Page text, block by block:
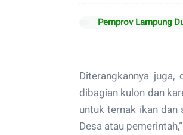
Pemprov Lampung
Diterangkannya
dibagian kulon dan
untuk ternak ikan dan
Desa atau